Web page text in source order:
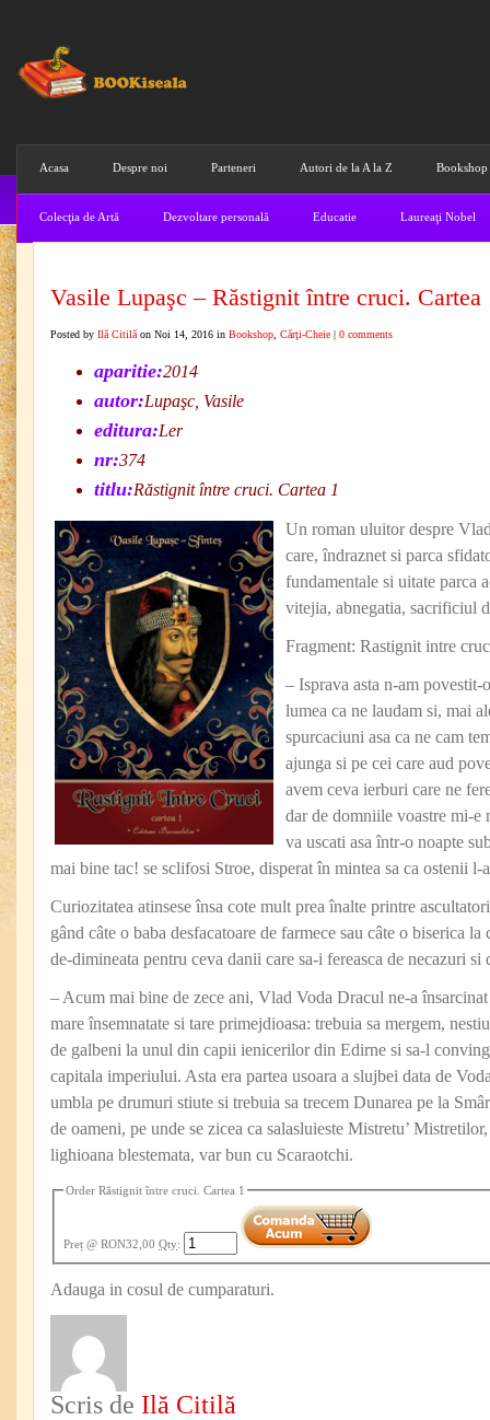
Acasa Despre noi Parteneri Autori de la A la Z Bookshop
Colecţia de Artă Dezvoltare personală Educatie Laureaţi Nobel
Vasile Lupaşc – Răstignit între cruci. Cartea
Posted by Ilă Citilă on Noi 14, 2016 in Bookshop Cărţi-Cheie | 0 comments
aparitie:2014
autor:Lupaşc, Vasile
editura:Ler
nr:374
titlu:Răstignit între cruci. Cartea 1
Un roman uluitor despre
care, îndraznet si parca
fundamentale si uitate parca
vitejia, abnegatia, sacrificiul
Fragment: Rastignit intre
– Isprava asta n-am
lumea ca ne laudam si, mai
spurcaciuni asa ca ne cam
ajunga si pe cei care aud
avem ceva ierburi care ne
dar de domniile voastre mi-e
va uscati asa într-o noapte
mai bine tac! se sclifosi Stroe, disperat în mintea sa ca ostenii
Curiozitatea atinsese însa cote mult prea înalte printre
gând câte o baba desfacatoare de farmece sau câte o biserica la
de-dimineata pentru ceva danii care sa-i fereasca de necazuri si
– Acum mai bine de zece ani, Vlad Voda Dracul ne-a
mare însemnatate si tare primejdioasa: trebuia sa mergem,
de galbeni la unul din capii ienicerilor din Edirne si sa-l
capitala imperiului. Asta era partea usoara a slujbei data de
umbla pe drumuri stiute si trebuia sa trecem Dunarea pe la
de oameni, pe unde se zicea ca salasluieste Mistretu’
lighioana blestemata, var bun cu Scaraotchi.
Order Răstignit între cruci. Cartea 1
Preț @ RON32,00 Qty:
Adauga in cosul de cumparaturi.
Scris de Ilă Citilă